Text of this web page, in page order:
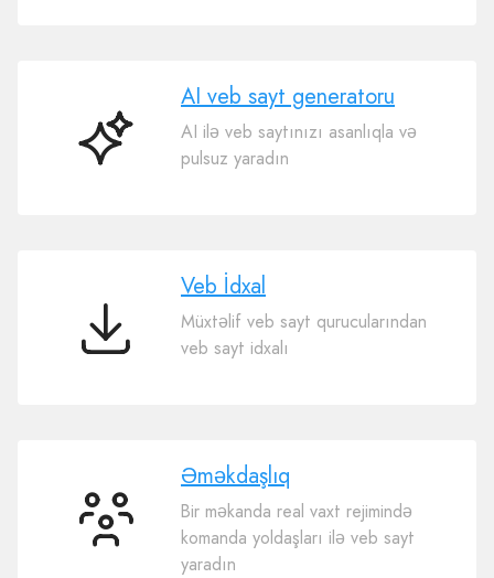
AI
AI veb sayt generatoru
AI ilə veb saytınızı asanlıqla və
pulsuz yaradın
Veb
Veb İdxal
Müxtəlif veb sayt qurucularından
veb sayt idxalı
Əməkdaşlıq
Əməkdaşlıq
Bir məkanda real vaxt rejimində
komanda yoldaşları ilə veb sayt
yaradın